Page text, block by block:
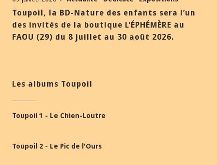
Toupoil, la BD-Nature des enfants sera l’un
des invités de la boutique L’ÉPHÉMÈRE au
FAOU (29) du 8 juillet au 30 août 2026.
Les albums Toupoil
Toupoil 1 - Le Chien-Loutre
Toupoil 2 - Le Pic de l'Ours